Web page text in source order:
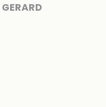
GERARD